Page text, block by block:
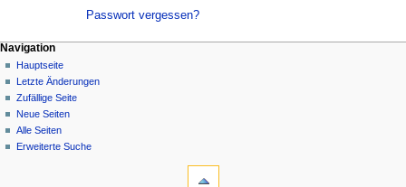
Passwort vergessen?
Navigation
Hauptseite
Letzte Änderungen
Zufällige Seite
Neue Seiten
Alle Seiten
Erweiterte Suche